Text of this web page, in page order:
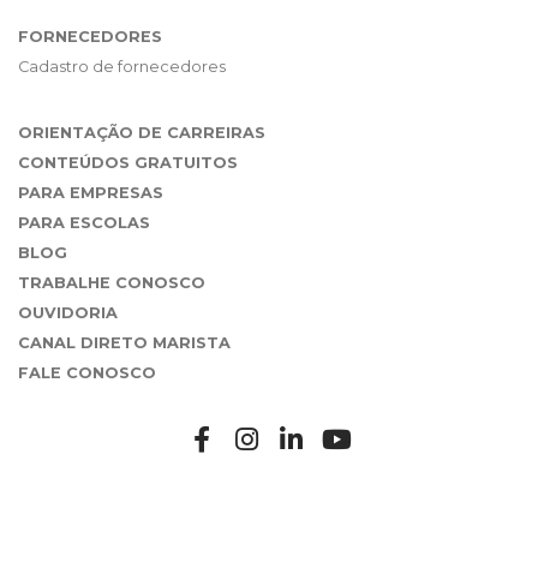
FORNECEDORES
Cadastro de fornecedores
ORIENTAÇÃO DE CARREIRAS
CONTEÚDOS GRATUITOS
PARA EMPRESAS
PARA ESCOLAS
BLOG
TRABALHE CONOSCO
OUVIDORIA
CANAL DIRETO MARISTA
FALE CONOSCO